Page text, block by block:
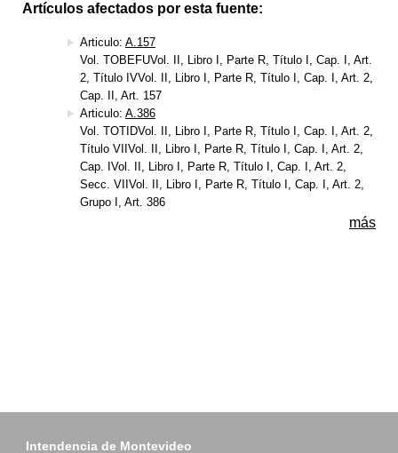
Artículos afectados por esta fuente:
Articulo: A.157
Vol. TOBEFUVol. II, Libro I, Parte R, Título I, Cap. I, Art.
2, Título IVVol. II, Libro I, Parte R, Título I, Cap. I, Art. 2,
Cap. II, Art. 157
Articulo: A.386
Vol. TOTIDVol. II, Libro I, Parte R, Título I, Cap. I, Art. 2,
Título VIIVol. II, Libro I, Parte R, Título I, Cap. I, Art. 2,
Cap. IVol. II, Libro I, Parte R, Título I, Cap. I, Art. 2,
Secc. VIIVol. II, Libro I, Parte R, Título I, Cap. I, Art. 2,
Grupo I, Art. 386
más
Intendencia de Montevideo